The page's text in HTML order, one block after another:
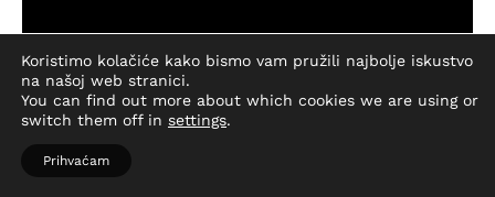
ISTAKNUTE KATEGORIJE
Koristimo kolačiće kako bismo vam pružili najbolje iskustvo
na našoj web stranici.
You can find out more about which cookies we are using or
switch them off in settings.
Prihvaćam